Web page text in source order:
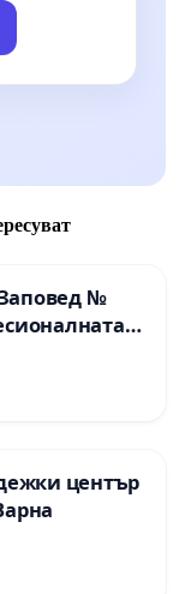
№
в
икономика и
център